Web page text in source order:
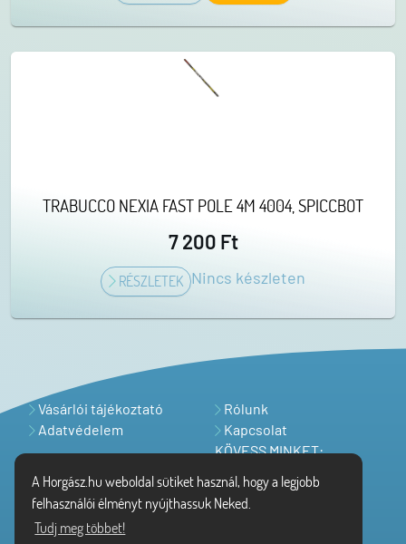
A Horgász.hu weboldal sütiket használ, hogy a legjobb
felhasználói élményt nyújthassuk Neked.
Tudj meg többet!
TRABUCCO NEXIA FAST POLE 4M 4004, SPICCBOT
7 200 Ft
RÉSZLETEK Nincs készleten
Vásárlói tájékoztató
Adatvédelem
Rólunk
Kapcsolat
KÖVESS MINKET: